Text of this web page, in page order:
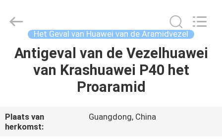
HUIS
PRODUCTEN
VIDEOS
Technology
Reserved.
Het Geval van Huawei van de Aramidvezel
Antigeval van de Vezelhuawei
van Krashuawei P40 het
Proaramid
Plaats van
herkomst:
Guangdong, China